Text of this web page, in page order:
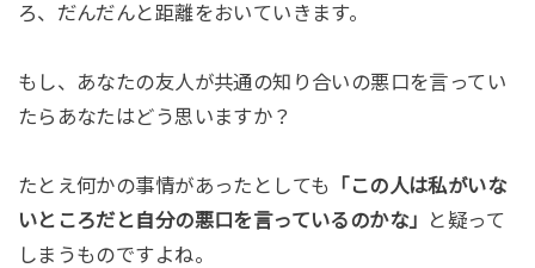
ろ、だんだんと距離をおいていきます。
もし、あなたの友人が共通の知り合いの悪口を言ってい
たらあなたはどう思いますか？
たとえ何かの事情があったとしても
「この人は私がいな
いところだと自分の悪口を言っているのかな」
と疑って
しまうものですよね。